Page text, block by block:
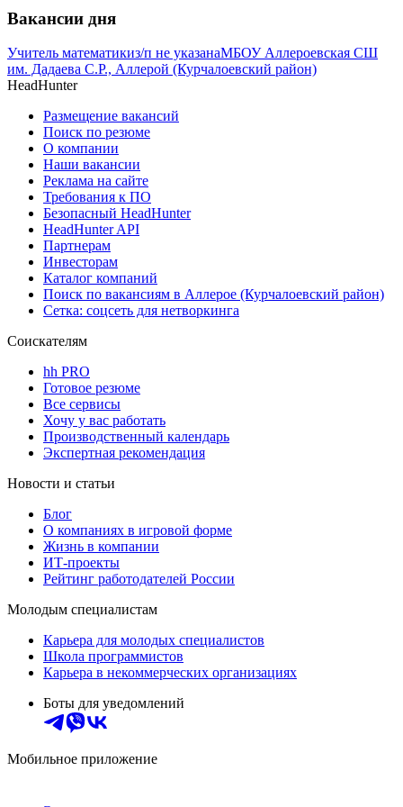
Вакансии дня
Учитель математикиз/п не указанаМБОУ Аллероевская СШ
им. Дадаева С.Р., Аллерой (Курчалоевский район)
HeadHunter
Размещение вакансий
Поиск по резюме
О компании
Наши вакансии
Реклама на сайте
Требования к ПО
Безопасный HeadHunter
HeadHunter API
Партнерам
Инвесторам
Каталог компаний
Поиск по вакансиям в Аллерое (Курчалоевский район)
Сетка: соцсеть для нетворкинга
Соискателям
hh PRO
Готовое резюме
Все сервисы
Хочу у вас работать
Производственный календарь
Экспертная рекомендация
Новости и статьи
Блог
О компаниях в игровой форме
Жизнь в компании
ИТ-проекты
Рейтинг работодателей России
Молодым специалистам
Карьера для молодых специалистов
Школа программистов
Карьера в некоммерческих организациях
Боты для уведомлений
Мобильное приложение